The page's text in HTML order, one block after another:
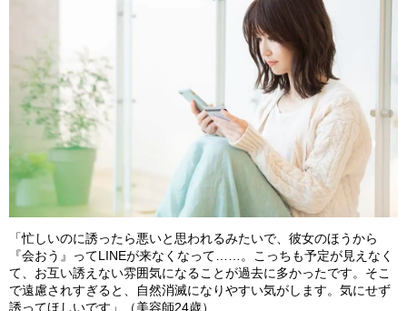
「忙しいのに誘ったら悪いと思われるみたいで、彼女のほうから
『会おう』ってLINEが来なくなって……。こっちも予定が見えなく
て、お互い誘えない雰囲気になることが過去に多かったです。そこ
で遠慮されすぎると、自然消滅になりやすい気がします。気にせず
誘ってほしいです」（美容師24歳）